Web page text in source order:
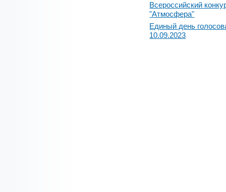
Всероссийский
"Атмосфера"
Единый день
10.09.2023